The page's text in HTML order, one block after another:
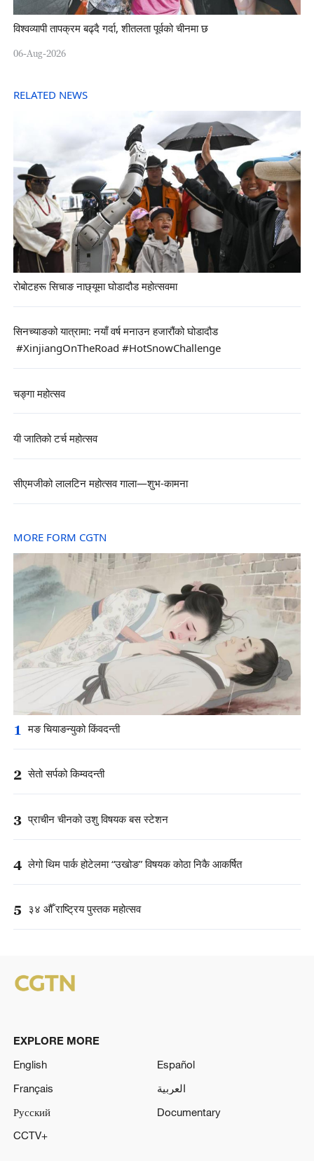
विश्वव्यापी तापक्रम बढ्दै गर्दा, शीतलता पूर्वको चीनमा छ
06-Aug-2026
RELATED NEWS
रोबोटहरू सिचाङ नाछ्यूमा घोडादौड महोत्सवमा
सिनच्याङको यात्रामा: नयाँ वर्ष मनाउन हजारौंको घोडादौड
#XinjiangOnTheRoad #HotSnowChallenge
चङ्गा महोत्सव
यी जातिको टर्च महोत्सव
सीएमजीको लालटिन महोत्सव गाला—शुभ-कामना
MORE FORM CGTN
1 मङ चियाङन्युको किंवदन्ती
2 सेतो सर्पको किम्वदन्ती
3 प्राचीन चीनको उशु विषयक बस स्टेशन
4 लेगो थिम पार्क होटेलमा “उखोङ” विषयक कोठा निकै आकर्षित
5 ३४ औँ राष्ट्रिय पुस्तक महोत्सव
EXPLORE MORE
English
Español
Français
العربية
Русский
Documentary
CCTV+